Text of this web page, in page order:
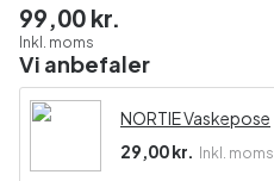
99,00 kr.
Inkl. moms
Vi anbefaler
NORTIE Vaskepose
29,00 kr.
Inkl. moms